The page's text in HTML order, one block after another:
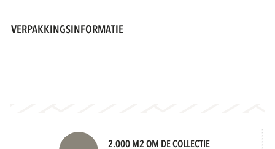
VERPAKKINGSINFORMATIE
2.000 M2 OM DE COLLECTIE